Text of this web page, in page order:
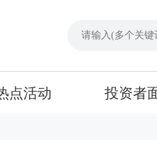
点活动 投资者